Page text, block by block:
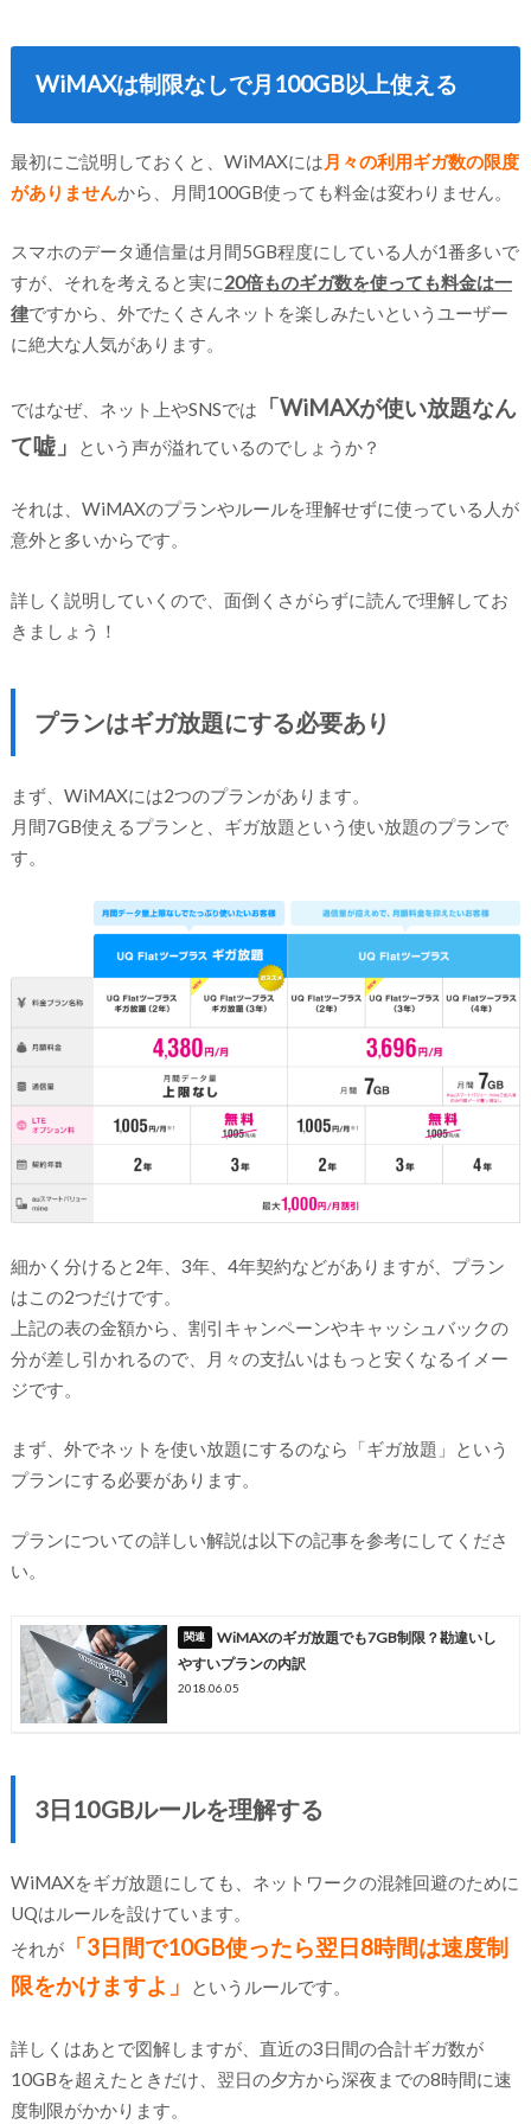
WiMAXは制限なしで月100GB以上使える
最初にご説明しておくと、WiMAXには 月 々の利用ギガ数の限度
がありませんから、月間100GB使っても料金は変わりません。
スマホのデータ通信量は月間5GB程度にしている人が1番多いで
すが、それを考えると実に20倍ものギガ数を使っても料金は一
律ですから、外でたくさんネットを楽しみたいというユーザー
に絶大な人気があります。
ではなぜ、ネット上やSNSでは
「WiMAXが使い放題なん
て嘘」
という声が溢れているのでしょうか？
それは、WiMAXのプランやルールを理解せずに使っている人が
意外と多いからです。
詳しく説明していくので、面倒くさがらずに読んで理解してお
きましょう！
プランはギガ放題にする必要あり
まず、WiMAXには2つのプランがあります。
月間7GB使えるプランと、ギガ放題という使い放題のプランで
す。
細かく分けると2年、3年、4年契約などがありますが、プラン
はこの2つだけです。
上記の表の金額から、割引キャンペーンやキャッシュバックの
分が差し引かれるので、月々の支払いはもっと安くなるイメー
ジです。
まず、外でネットを使い放題にするのなら「ギガ放題」という
プランにする必要があります。
プランについての詳しい解説は以下の記事を参考にしてくださ
い。
WiMAXのギガ放題でも7GB制限？勘違いし
やすいプランの内訳
2018.06.05
3日10GBルールを理解する
WiMAXをギガ放題にしても、ネットワークの混雑回避のために
UQはルールを設けています。
それが「3日間で10GB使ったら翌日8時間は速度制
限をかけますよ」
というルールです。
詳しくはあとで図解しますが、直近の3日間の合計ギガ数が
10GBを超えたときだけ、翌日の夕方から深夜までの8時間に速
度制限がかかります。